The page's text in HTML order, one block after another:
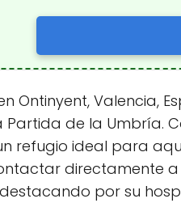
Ontinyent, Valencia,
de la Umbría.
refugio ideal para
directamente a
por su